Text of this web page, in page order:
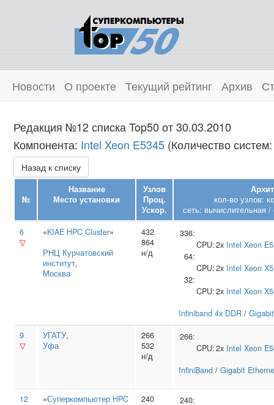
Новости О проекте Текущий рейтинг Архив
Редакция №12 списка Top50 от 30.03.2010
Компонента: Intel Xeon E5345 (Количество
Назад к списку
№
Название
Место установки
Узлов
Проц.
Ускор.
кол-во узлов:
сеть: вычислительная /
6
▽
«KIAE HPC Cluster»
РНЦ Курчатовский
институт,
Москва
432
864
н/д
336:
CPU:2x Intel Xeon
64:
CPU:2x Intel Xeon
32:
CPU:2x Intel Xeon
Infiniband 4x DDR /
9
▽
УГАТУ,
Уфа
266
532
н/д
266:
CPU:2x Intel Xeon
InfiniBand / Gigabit
12
«Суперкомпьютер HPC
240
240: